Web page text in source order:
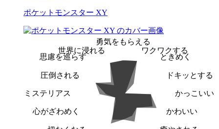
ポケットモンスター XY
勇気をもらえる
ワクワクする
ときめく
ドキッとする
かっこいい
かわいい
心がざわめく
ミステリアス
圧倒される
思慮を巡らす
世界に浸れる